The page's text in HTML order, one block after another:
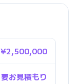
¥2,500,000
要お見積もり